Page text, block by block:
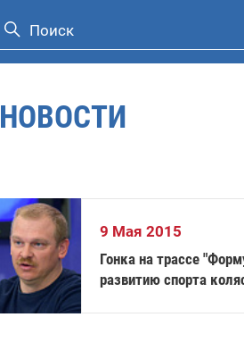
НОВОСТИ
9 Мая 2015
Гонка на трассе
развитию спорта